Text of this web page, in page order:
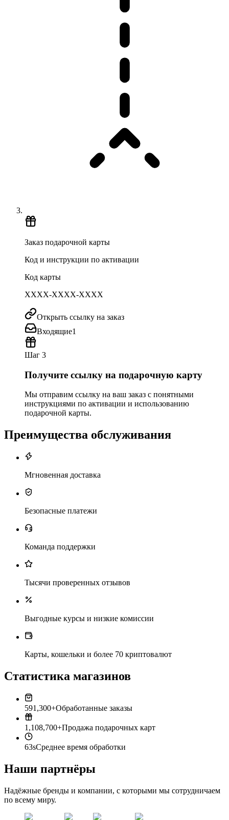
Заказ подарочной карты
Код и инструкции по активации
Код карты
XXXX-XXXX-XXXX
Открыть ссылку на заказ
Входящие1
Шаг 3
Получите ссылку на подарочную карту
Мы отправим ссылку на ваш заказ с понятными
инструкциями по активации и использованию
подарочной карты.
Преимущества обслуживания
Мгновенная доставка
Безопасные платежи
Команда поддержки
Тысячи проверенных отзывов
Выгодные курсы и низкие комиссии
Карты, кошельки и более 70 криптовалют
Статистика магазинов
591,300+Обработанные заказы
1,108,700+Продажа подарочных карт
63sСреднее время обработки
Наши партнёры
Надёжные бренды и компании, с которыми мы сотрудничаем
по всему миру.